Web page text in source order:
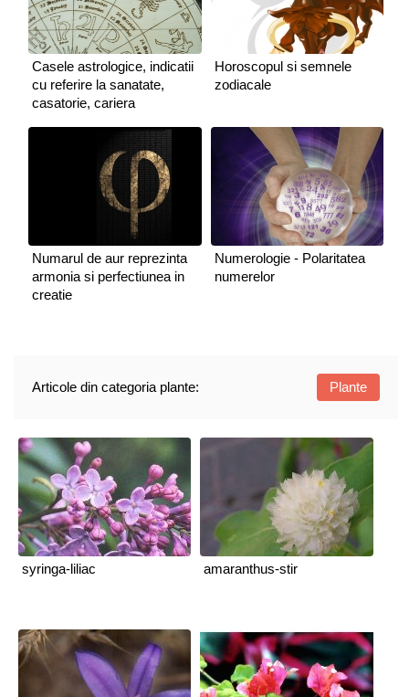
Casele astrologice, indicatii
cu referire la sanatate,
casatorie, cariera
Horoscopul si semnele
zodiacale
Numarul de aur reprezinta
armonia si perfectiunea in
creatie
Numerologie - Polaritatea
numerelor
Articole din categoria plante: Plante
syringa-liliac amaranthus-stir